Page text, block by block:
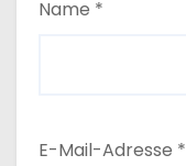
Name *
E-Mail-Adresse *